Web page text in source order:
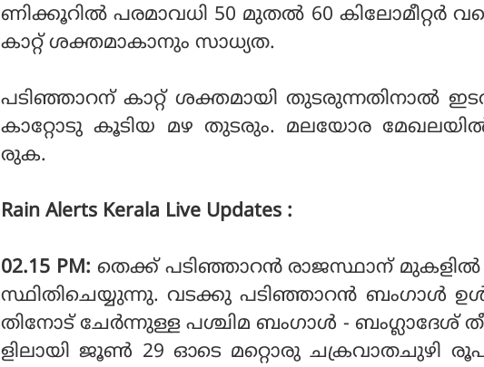
ണിക്കൂറില്‍ പരമാവധി 50 മുതല്‍ 60 കിലോമീറ്റര്‍
കാറ്റ് ശക്തമാകാനും സാധ്യത.
പടിഞ്ഞാറന് കാറ്റ് ശക്തമായി തുടരുന്നതിനാല്‍
കാറ്റോടു കൂടിയ മഴ തുടരും. മലയോര
രുക.
Rain Alerts Kerala Live Updates :
02.15 PM: തെക്ക് പടിഞ്ഞാറന്‍ രാജസ്ഥാന് മുകളില്‍
സ്ഥിതിചെയ്യുന്നു. വടക്കു പടിഞ്ഞാറന്‍ ബംഗാള്‍
തിനോട് ചേര്‍ന്നുള്ള പശ്ചിമ ബംഗാള്‍ - ബംഗ്ലാദേശ്
ളിലായി ജൂണ്‍ 29 ഓടെ മറ്റൊരു ചക്രവാതചുഴി